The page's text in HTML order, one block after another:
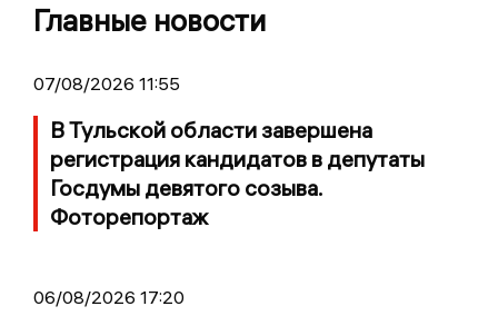
Главные новости
07/08/2026 11:55
В Тульской области завершена
регистрация кандидатов в депутаты
Госдумы девятого созыва.
Фоторепортаж
06/08/2026 17:20